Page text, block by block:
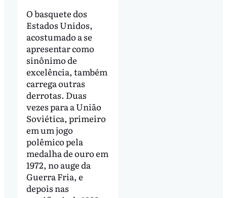
O basquete dos
Estados Unidos,
acostumado a se
apresentar como
sinônimo de
excelência, também
carrega outras
derrotas. Duas
vezes para a União
Soviética, primeiro
em um jogo
polêmico pela
medalha de ouro em
1972, no auge da
Guerra Fria, e
depois nas